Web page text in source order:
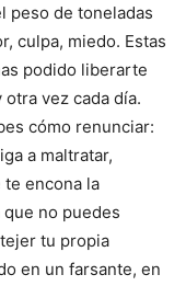
peso de toneladas
culpa, miedo. Estas
podido liberarte
vez cada día.
cómo renunciar:
a maltratar,
te encona la
que no puedes
tu propia
en un farsante, en